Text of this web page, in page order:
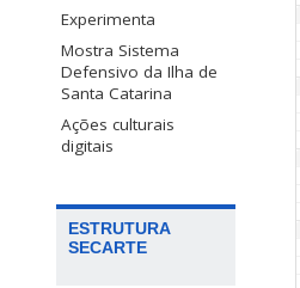
Experimenta
Mostra Sistema
Defensivo da Ilha de
Santa Catarina
Ações culturais
digitais
ESTRUTURA
SECARTE